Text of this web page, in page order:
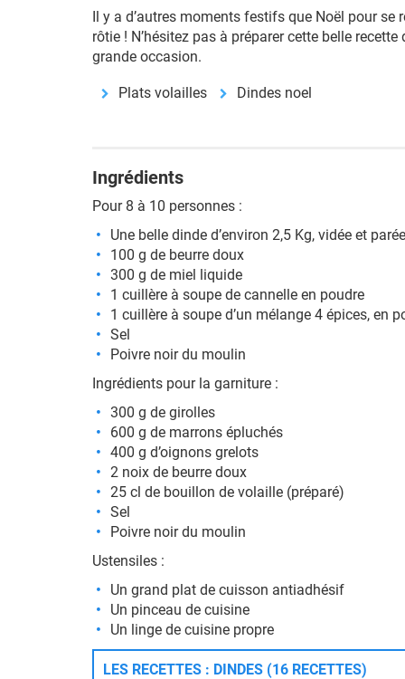
Il y a d’autres moments festifs que Noël pour se
rôtie ! N’hésitez pas à préparer cette belle
grande occasion.
Plats volailles Dindes noel
Ingrédients
Pour 8 à 10 personnes :
Une belle dinde d’environ 2,5 Kg, vidée et
100 g de beurre doux
300 g de miel liquide
1 cuillère à soupe de cannelle en poudre
1 cuillère à soupe d’un mélange 4 épices, en
Sel
Poivre noir du moulin
Ingrédients pour la garniture :
300 g de girolles
600 g de marrons épluchés
400 g d’oignons grelots
2 noix de beurre doux
25 cl de bouillon de volaille (préparé)
Sel
Poivre noir du moulin
Ustensiles :
Un grand plat de cuisson antiadhésif
Un pinceau de cuisine
Un linge de cuisine propre
LES RECETTES : DINDES (16 RECETTES)